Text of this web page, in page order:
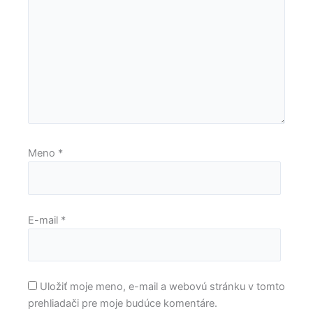
Meno *
E-mail *
Uložiť moje meno, e-mail a webovú stránku v tomto
prehliadači pre moje budúce komentáre.